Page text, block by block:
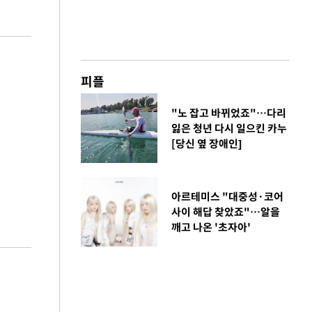
피플
"노 잡고 바뀌었죠"…다리
잃은 청년 다시 일으킨 카누
[당신 옆 장애인]
아르테미스 "대중성·코어
사이 해답 찾았죠"…알을
깨고 나온 '초자아'